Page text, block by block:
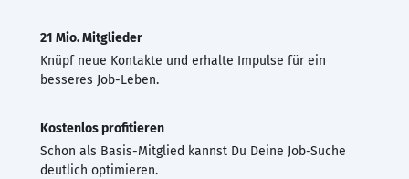
21 Mio. Mitglieder
Knüpf neue Kontakte und erhalte Impulse für ein
besseres Job-Leben.
Kostenlos profitieren
Schon als Basis-Mitglied kannst Du Deine Job-Suche
deutlich optimieren.